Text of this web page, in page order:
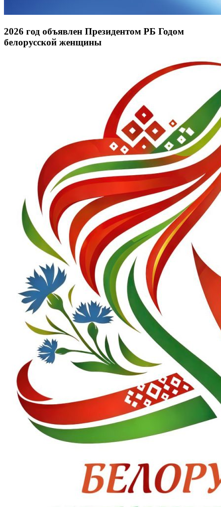
2026 год объявлен Президентом РБ Годом
белорусской женщины